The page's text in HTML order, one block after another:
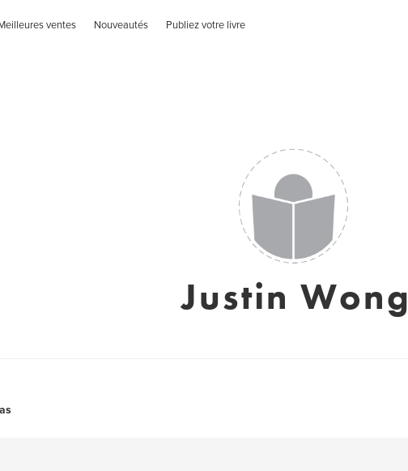
ventes Nouveautés Publiez votre livre
Justin Wong